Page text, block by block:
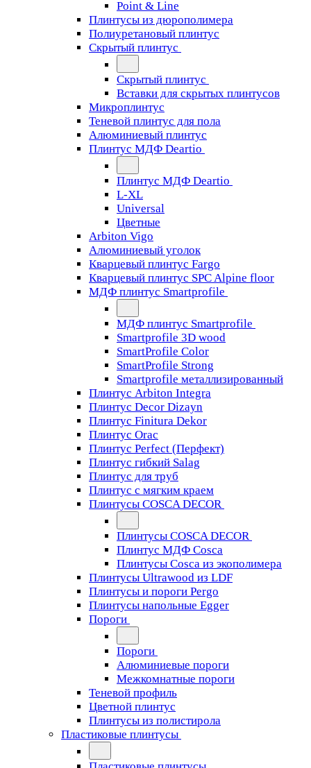
Point & Line
Плинтусы из дюрополимера
Полиуретановый плинтус
Скрытый плинтус
Скрытый плинтус
Вставки для скрытых плинтусов
Микроплинтус
Теневой плинтус для пола
Алюминиевый плинтус
Плинтус МДФ Deartio
Плинтус МДФ Deartio
L-XL
Universal
Цветные
Arbiton Vigo
Алюминиевый уголок
Кварцевый плинтус Fargo
Кварцевый плинтус SPC Alpine floor
МДФ плинтус Smartprofile
МДФ плинтус Smartprofile
Smartprofile 3D wood
SmartProfile Color
SmartProfile Strong
Smartprofile металлизированный
Плинтус Arbiton Integra
Плинтус Decor Dizayn
Плинтус Finitura Dekor
Плинтус Orac
Плинтус Perfect (Перфект)
Плинтус гибкий Salag
Плинтус для труб
Плинтус с мягким краем
Плинтусы COSCA DECOR
Плинтусы COSCA DECOR
Плинтус МДФ Cosca
Плинтусы Cosca из экополимера
Плинтусы Ultrawood из LDF
Плинтусы и пороги Pergo
Плинтусы напольные Egger
Пороги
Пороги
Алюминиевые пороги
Межкомнатные пороги
Теневой профиль
Цветной плинтус
Плинтусы из полистирола
Пластиковые плинтусы